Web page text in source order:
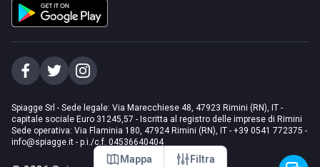
Mappa Filtra
Spiagge Srl - Sede legale: Via Marecchiese 48, 47923 Rimini (RN), IT -
capitale sociale Euro 31245,57 - Iscritta al registro delle imprese di Rimini
Sede operativa: Via Flaminia 180, 47924 Rimini (RN), IT - +39 0541 772375 -
info@spiagge.it - p.i./c.f. 04536640404